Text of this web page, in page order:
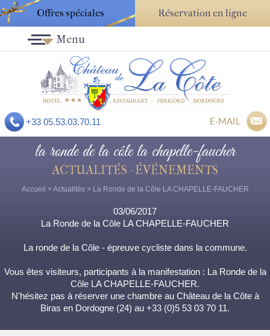
Offres spéciales Réservation en ligne
+33 05.53.03.70.11 E-MAIL
Menu
la ronde de la côle la chapelle-faucher
ACTUALITÉS - ÉVÉNEMENTS
Accueil >Actualités> La Ronde de la Côle LA CHAPELLE-FAUCHER
03/06/2017
La Ronde de la Côle LA CHAPELLE-FAUCHER
La ronde de la Côle - épreuve cycliste dans la commune.
Vous êtes visiteurs, participants à la manifestation : La Ronde de la
Côle LA CHAPELLE-FAUCHER.
N'hésitez pas à réserver une chambre au Château de la Côte à
Biras en Dordogne (24) au +33 (0)5 53 03 70 11.